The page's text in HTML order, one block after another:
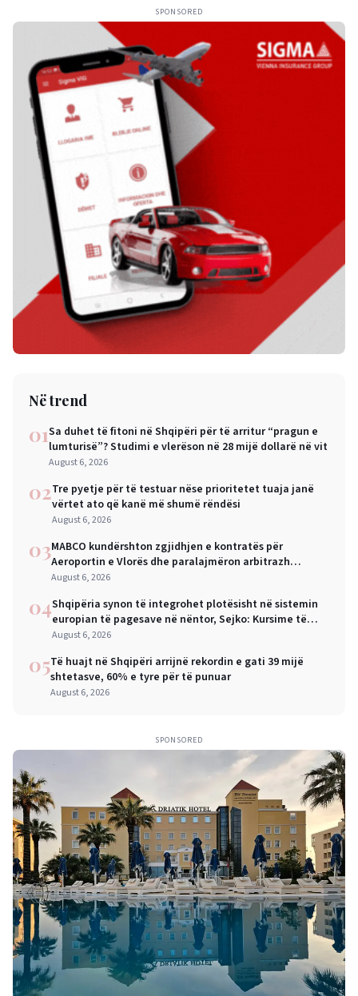
SPONSORED
Në trend
01Sa duhet të fitoni në Shqipëri për të arritur “pragun e
lumturisë”? Studimi e vlerëson në 28 mijë dollarë në vit
August 6, 2026
02Tre pyetje për të testuar nëse prioritetet tuaja janë
vërtet ato që kanë më shumë rëndësi
August 6, 2026
03MABCO kundërshton zgjidhjen e kontratës për
Aeroportin e Vlorës dhe paralajmëron arbitrazh
ndërkombëtar
August 6, 2026
04Shqipëria synon të integrohet plotësisht në sistemin
europian të pagesave në nëntor, Sejko: Kursime të
mëdha për qytetarët dhe bizneset
August 6, 2026
05Të huajt në Shqipëri arrijnë rekordin e gati 39 mijë
shtetasve, 60% e tyre për të punuar
August 6, 2026
SPONSORED